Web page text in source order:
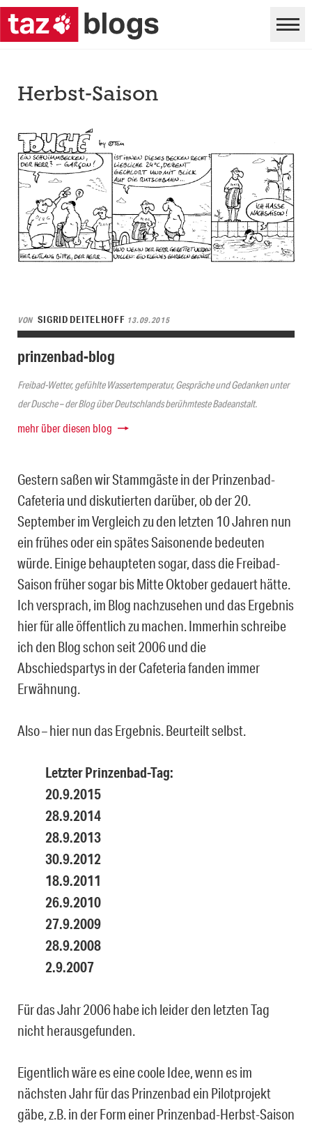
Herbst-Saison
VON SIGRID DEITELHOFF 13.09.2015
prinzenbad-blog
Freibad-Wetter, gefühlte Wassertemperatur, Gespräche und Gedanken unter
der Dusche – der Blog über Deutschlands berühmteste Badeanstalt.
mehr über diesen blog
Gestern saßen wir Stammgäste in der Prinzenbad-
Cafeteria und diskutierten darüber, ob der 20.
September im Vergleich zu den letzten 10 Jahren nun
ein frühes oder ein spätes Saisonende bedeuten
würde. Einige behaupteten sogar, dass die Freibad-
Saison früher sogar bis Mitte Oktober gedauert hätte.
Ich versprach, im Blog nachzusehen und das Ergebnis
hier für alle öffentlich zu machen. Immerhin schreibe
ich den Blog schon seit 2006 und die
Abschiedspartys in der Cafeteria fanden immer
Erwähnung.
Also – hier nun das Ergebnis. Beurteilt selbst.
Letzter Prinzenbad-Tag:
20.9.2015
28.9.2014
28.9.2013
30.9.2012
18.9.2011
26.9.2010
27.9.2009
28.9.2008
2.9.2007
Für das Jahr 2006 habe ich leider den letzten Tag
nicht herausgefunden.
Eigentlich wäre es eine coole Idee, wenn es im
nächsten Jahr für das Prinzenbad ein Pilotprojekt
gäbe, z.B. in der Form einer Prinzenbad-Herbst-Saison